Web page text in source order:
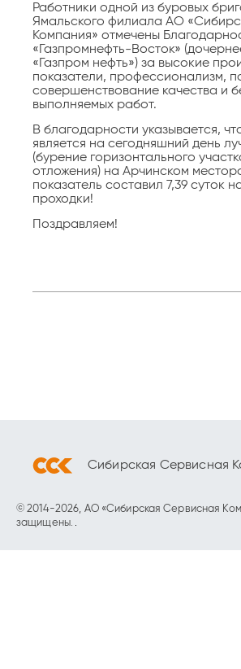
Работники одной из буровых
Ямальского филиала АО
Компания» отмечены
«Газпромнефть-Восток»
«Газпром нефть») за высокие
показатели, профессионализм,
совершенствование качества и
выполняемых работ.
В благодарности указывается,
является на сегодняшний день
(бурение горизонтального
отложения) на Арчинском
показатель составил 7,39 суток
проходки!
Поздравляем!
Сибирская Сервисная
© 2014-2026, АО «Сибирская Сервисная
защищены.